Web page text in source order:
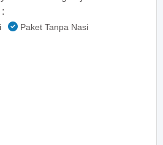
Paket Tanpa Nasi